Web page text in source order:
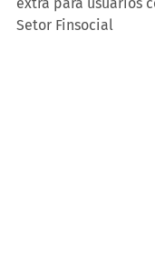
Setor Finsocial